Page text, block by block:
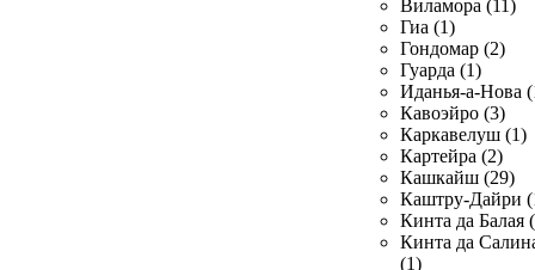
Виламора (11)
Гиа (1)
Гондомар (2)
Гуарда (1)
Иданья-а-Нова
Кавоэйро (3)
Каркавелуш (1)
Картейра (2)
Кашкайш (29)
Каштру-Дайри
Кинта да Балая
Кинта да
(1)